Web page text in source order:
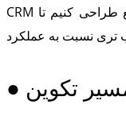
CRM ارایه نكند، باید یك راهبرد اندازه گیری جامع طراحی كنیم تا